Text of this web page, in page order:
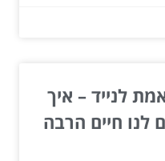
לנייד – איך
לנו חיים הרבה